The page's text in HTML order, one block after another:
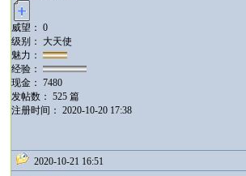
威望： 0
级别： 大天使
魅力：
经验：
现金： 7480
发帖数： 525 篇
注册时间： 2020-10-20 17:38
2020-10-21 16:51